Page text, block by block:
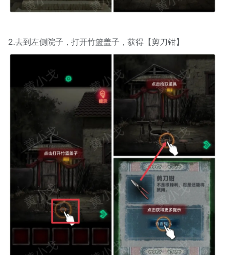
2.去到左侧院子，打开竹篮盖子，获得【剪刀钳】